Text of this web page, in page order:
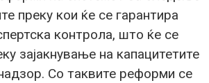
преку кои ќе се гарантира
контрола, што ќе се
зајакнување на капацитетите
Со таквите реформи се